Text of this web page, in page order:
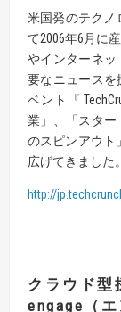
米国発のテクノ
て2006年6月に
やインターネッ
要なニュースを
ベント『
業」、「スター
のスピンアウト
広げてきました。
http://
クラウド
engage（エ